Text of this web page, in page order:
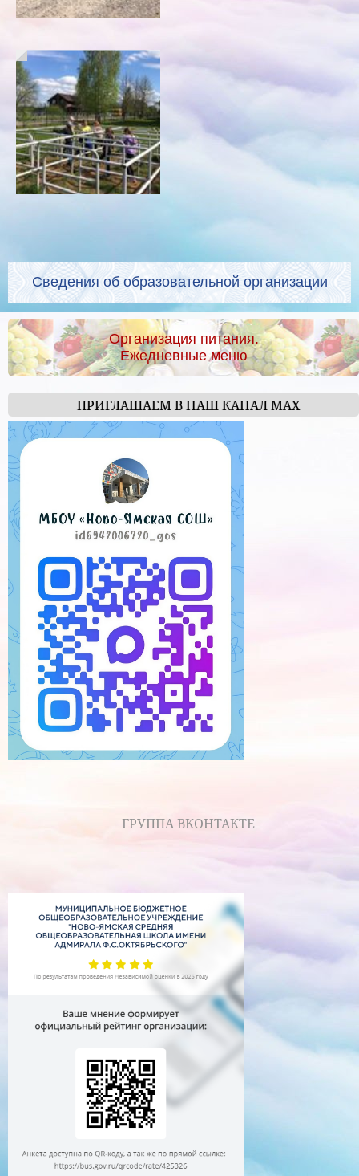
Сведения об образовательной организации
Организация питания.
Ежедневные меню
ПРИГЛАШАЕМ В НАШ КАНАЛ МАХ
ГРУППА ВКОНТАКТЕ